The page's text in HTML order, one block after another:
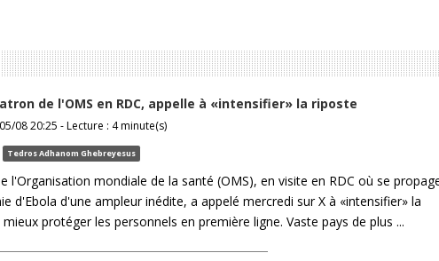
de l'OMS en RDC, appelle à «intensifier» la riposte
08 20:25 - Lecture : 4 minute(s)
Tedros Adhanom Ghebreyesus
l'Organisation mondiale de la santé (OMS), en visite en RDC où se
d'Ebola d'une ampleur inédite, a appelé mercredi sur X à «intensifier» la
protéger les personnels en première ligne. Vaste pays de plus ...